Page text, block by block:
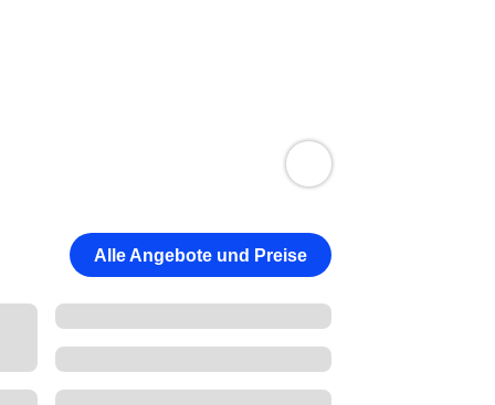
Alle Angebote und Preise